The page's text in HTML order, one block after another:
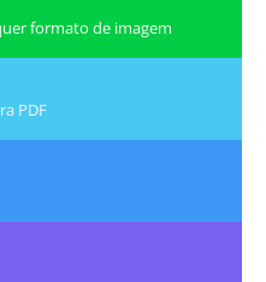
formato de imagem
PDF